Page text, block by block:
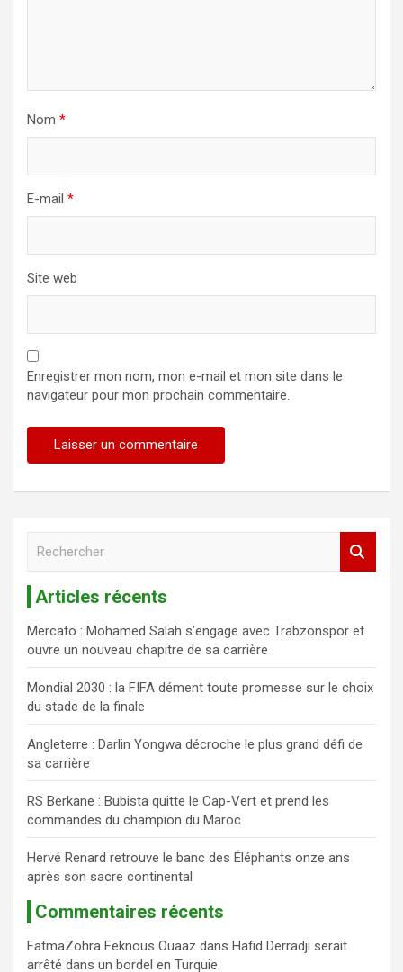
Nom *
E-mail *
Site web
Enregistrer mon nom, mon e-mail et mon site dans le
navigateur pour mon prochain commentaire.
r
c
h
e
r
Articles récents
Mercato : Mohamed Salah s’engage avec Trabzonspor et
ouvre un nouveau chapitre de sa carrière
Mondial 2030 : la FIFA dément toute promesse sur le choix
du stade de la finale
Angleterre : Darlin Yongwa décroche le plus grand défi de
sa carrière
RS Berkane : Bubista quitte le Cap-Vert et prend les
commandes du champion du Maroc
Hervé Renard retrouve le banc des Éléphants onze ans
après son sacre continental
Commentaires récents
FatmaZohra Feknous Ouaaz dans Hafid Derradji serait
arrêté dans un bordel en Turquie.